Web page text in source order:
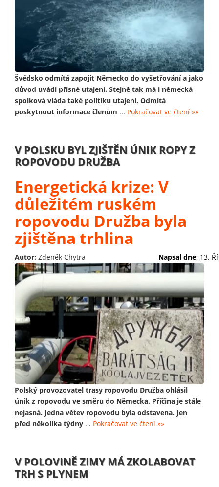
Švédsko odmítá zapojit Německo do vyšetřování a jako
důvod uvádí přísné utajení. Stejně tak má i německá
spolková vláda také politiku utajení. Odmítá
poskytnout informace členům ... Pokračovat ve čtení »»
V POLSKU BYL ZJIŠTĚN ÚNIK ROPY Z
ROPOVODU DRUŽBA
Energetická krize: V
důležitém ruském
ropovodu Družba byla
zjištěna trhlina
Autor: Zdeněk Chytra Napsal dne: 13.
Polský provozovatel trasy ropovodu Družba ohlásil
únik z ropovodu ve směru do Německa. Příčina je stále
nejasná. Jedna větev ropovodu byla odstavena. Jen
před několika týdny ... Pokračovat ve čtení »»
V POLOVINĚ ZIMY MÁ ZKOLABOVAT
TRH S PLYNEM